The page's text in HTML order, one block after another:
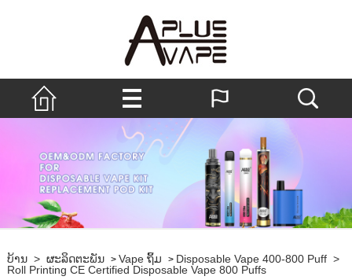
ບ້ານ > ຜະລິດຕະພັນ > Vape ຖິ້ມ > Disposable Vape 400-800 Puff >
Roll Printing CE Certified Disposable Vape 800 Puffs